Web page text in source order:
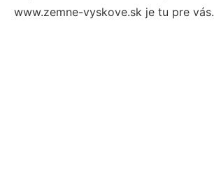
www.zemne-vyskove.sk je tu pre vás.